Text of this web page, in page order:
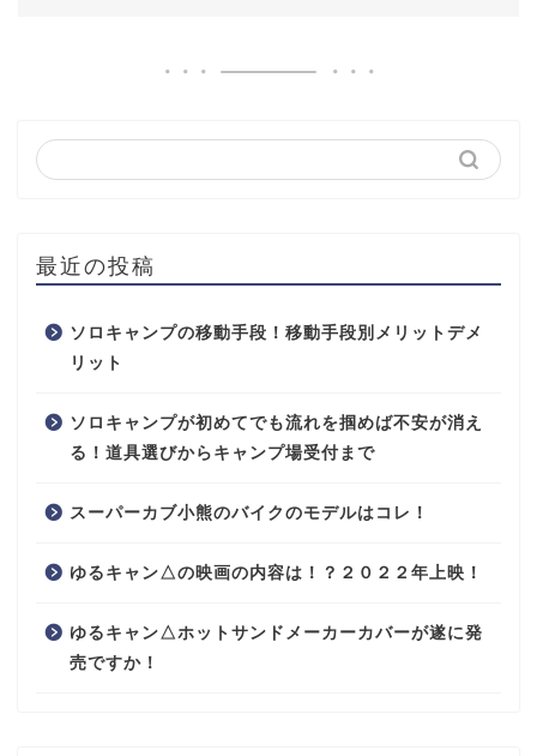
最近の投稿
ソロキャンプの移動手段！移動手段別メリットデメ
リット
ソロキャンプが初めてでも流れを掴めば不安が消え
る！道具選びからキャンプ場受付まで
スーパーカブ小熊のバイクのモデルはコレ！
ゆるキャン△の映画の内容は！？２０２２年上映！
ゆるキャン△ホットサンドメーカーカバーが遂に発
売ですか！